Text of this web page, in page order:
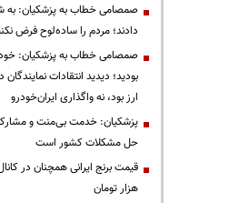
صمصامی خطاب به پزشکیان: به
دادند؛ مردم را ساده‌لوح فرض
صمصامی خطاب به پزشکیان:
بودید؛ دیدید انتقادات
ارز بود، نه واگذاری ایران‌خودرو
پزشکیان: خدمت بی‌منت و
حل مشکلات کشور است
هزار تومان